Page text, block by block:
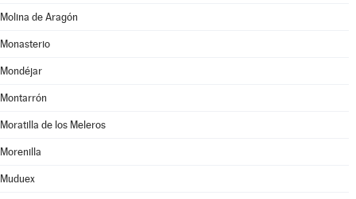
Molina de Aragón
Monasterio
Mondéjar
Montarrón
Moratilla de los Meleros
Morenilla
Muduex